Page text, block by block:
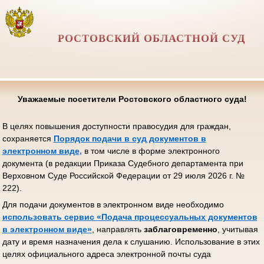
РОСТОВСКИЙ ОБЛАСТНОЙ СУД
Уважаемые посетители Ростовского областного суда!
В целях повышения доступности правосудия для граждан,
сохраняется Порядок подачи в суд документов в
электронном виде, в том числе в форме электронного
документа (в редакции Приказа Судебного департамента при
Верховном Суде Российской Федерации от 29 июля 2026 г. №
222).
Для подачи документов в электронном виде необходимо
использовать сервис «Подача процессуальных документов
в электронном виде», направлять заблаговременно , учитывая
дату и время назначения дела к слушанию. Использование в этих
целях официального адреса электронной почты суда